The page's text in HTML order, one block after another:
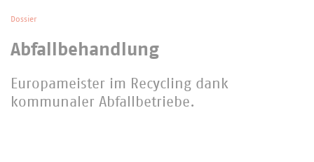
Dossier
Abfallbehandlung
Europameister im Recycling dank
kommunaler Abfallbetriebe.